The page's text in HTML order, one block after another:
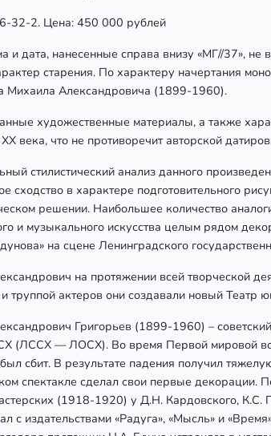
32-2. Цена: 450 000 рублей
и дата, нанесенные справа внизу «МГ//37»,
старения. По характеру начертания
Михаила Александровича (1899-1960).
художественные материалы, а также
века, что не противоречит авторской
стилистический анализ данного
сходство в характере подготовительного
решении. Наибольшее количество
и музыкального искусства целым рядом
на сцене Ленинградского
на протяжении всей творческой
труппой актеров они создавали новый Театр
Григорьев (1899-1960) –
(ЛССХ — ЛОСХ). Во время Первой мировой
сбит. В результате падения получил
спектакле сделал свои первые декорации.
(1918-1920) у Д.Н. Кардовского, К.С.
с издательствами «Радуга», «Мысль» и